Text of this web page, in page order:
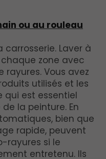
ou au rouleau
Laver à
zone avec
rayures. Vous avez
utilisés et les
qui est essentiel
la peinture. En
bien que
rapide, peuvent
rayures si le
entretenu. Ils